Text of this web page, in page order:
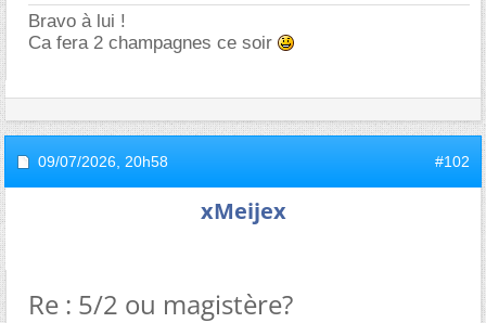
Bravo à lui !
Ca fera 2 champagnes ce soir
09/07/2026, 20h58 #102
xMeijex
Re : 5/2 ou magistère?